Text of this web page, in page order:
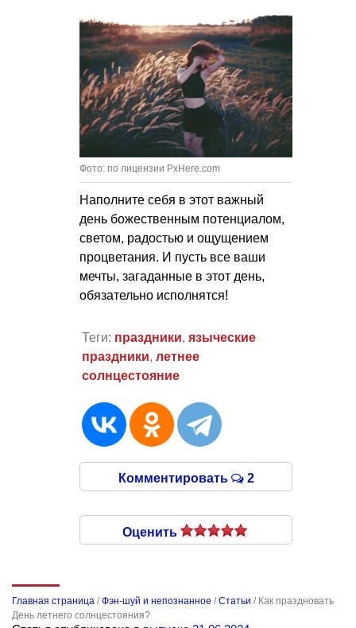
Фото: по лицензии PxHere.com
Наполните себя в этот важный
день божественным потенциалом,
светом, радостью и ощущением
процветания. И пусть все ваши
мечты, загаданные в этот день,
обязательно исполнятся!
Теги: праздники, языческие
праздники, летнее
солнцестояние
Комментировать 2
Оценить
Главная страница /Фэн-шуй и непознанное /Статьи / Как праздновать
День летнего солнцестояния?